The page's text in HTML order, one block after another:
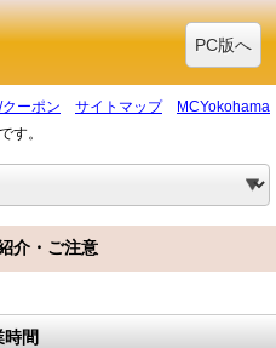
PC版へ
ーポン サイトマップ
MCYokohama
す。
介・ご注意
時間